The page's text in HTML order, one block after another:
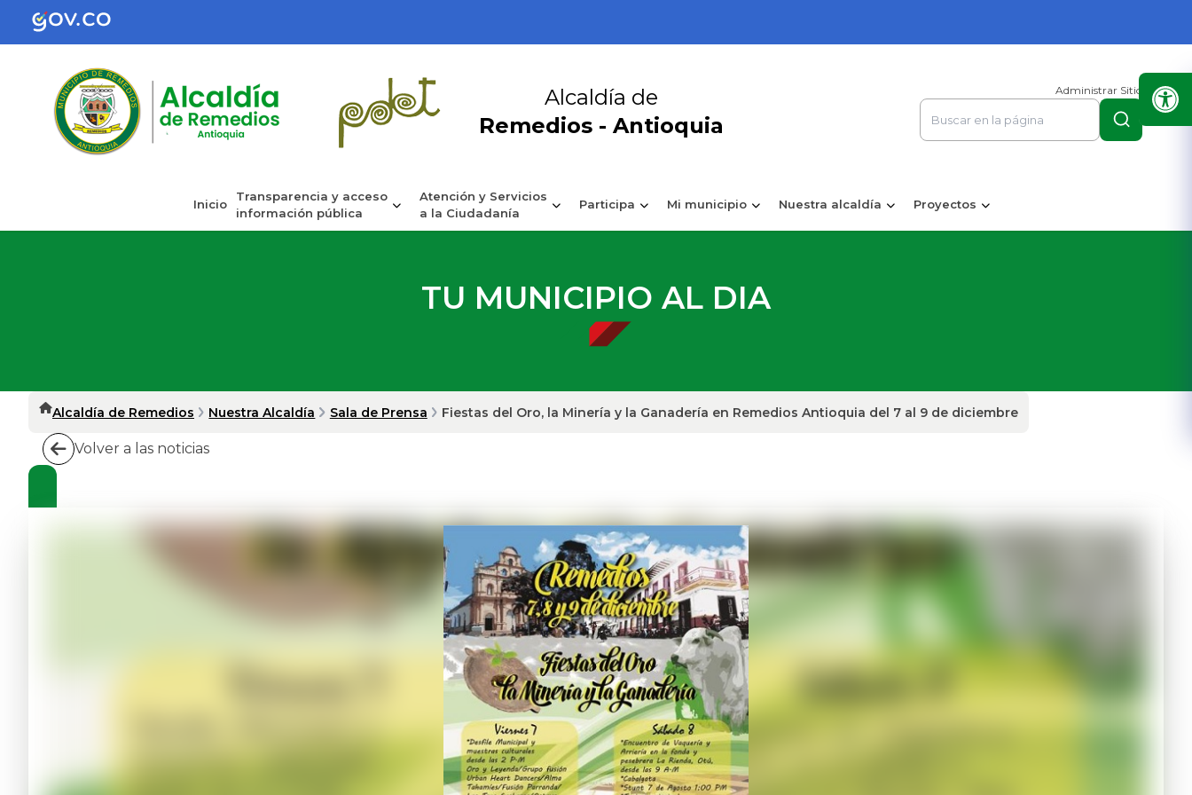
Alcaldía de
Remedios - Antioquia
Administrar Sitio
Inicio
Transparencia y acceso
información pública
Atención y Servicios
a la Ciudadanía
Participa Mi municipio Nuestra alcaldía Proyectos
TU MUNICIPIO AL DIA
Alcaldía de Remedios Nuestra Alcaldía Sala de Prensa Fiestas del Oro, la Minería y la Ganadería en Remedios Antioquia del 7 al 9 de diciembre
Volver a las noticias